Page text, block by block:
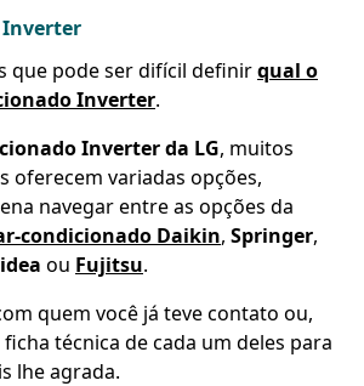
que pode ser difícil definirqual o
Inverter.
Inverter da LG, muitos
oferecem variadas opções,
navegar entre as opções da
condicionado Daikin, Springer,
ou Fujitsu.
quem você já teve contato ou,
técnica de cada um deles para
lhe agrada.